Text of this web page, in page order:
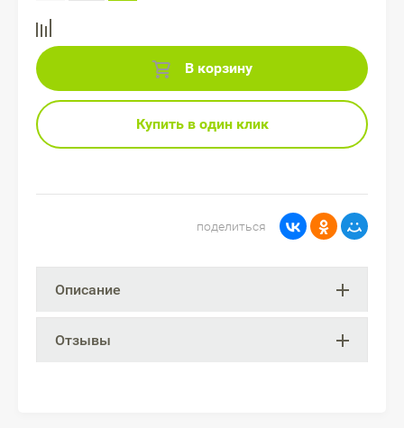
В корзину
Купить в один клик
поделиться
Описание
Отзывы